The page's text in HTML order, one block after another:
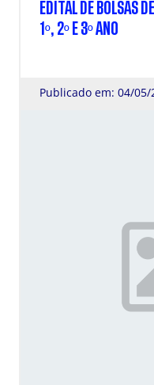
EDITAL DE BOLSAS
1º, 2º E 3º ANO
Publicado em: 04/05/